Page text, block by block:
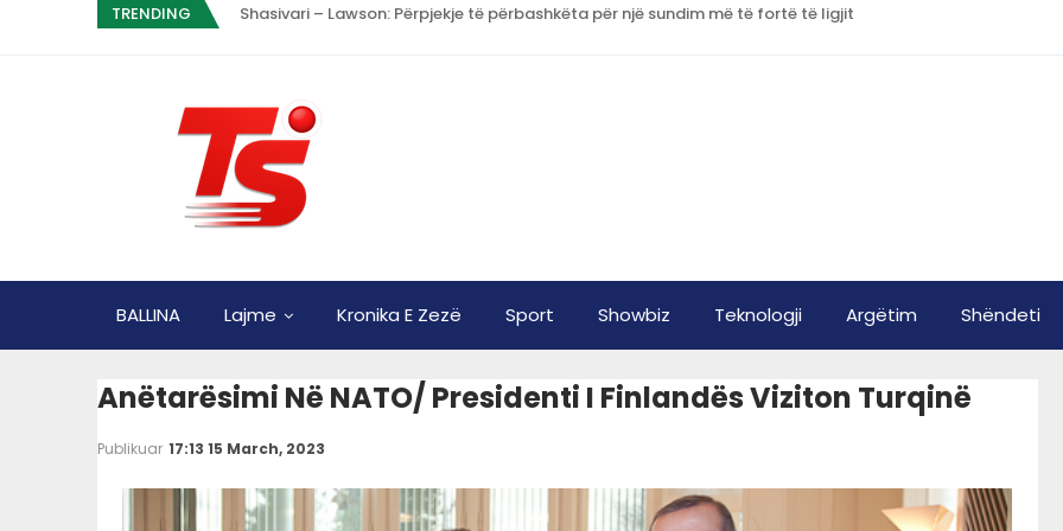
TRENDING Shasivari – Lawson: Përpjekje të përbashkëta për një sundim më të fortë të ligjit
BALLINA Lajme Kronika E Zezë Sport Showbiz Teknologji Argëtim Shëndeti
Anëtarësimi Në NATO/ Presidenti I Finlandës Viziton Turqinë
Publikuar 17:13 15 March, 2023